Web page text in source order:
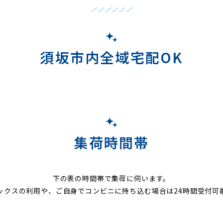
須坂市内全域宅配OK
集荷時間帯
下の表の時間帯で集荷に伺います。
クスの利用や、ご自身でコンビニに持ち込む場合は24時間受付可